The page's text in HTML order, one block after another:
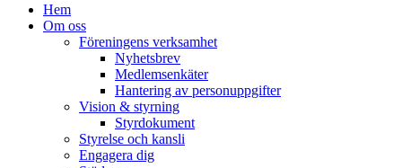
Hem
Om oss
Föreningens verksamhet
Nyhetsbrev
Medlemsenkäter
Hantering av personuppgifter
Vision & styrning
Styrdokument
Styrelse och kansli
Engagera dig